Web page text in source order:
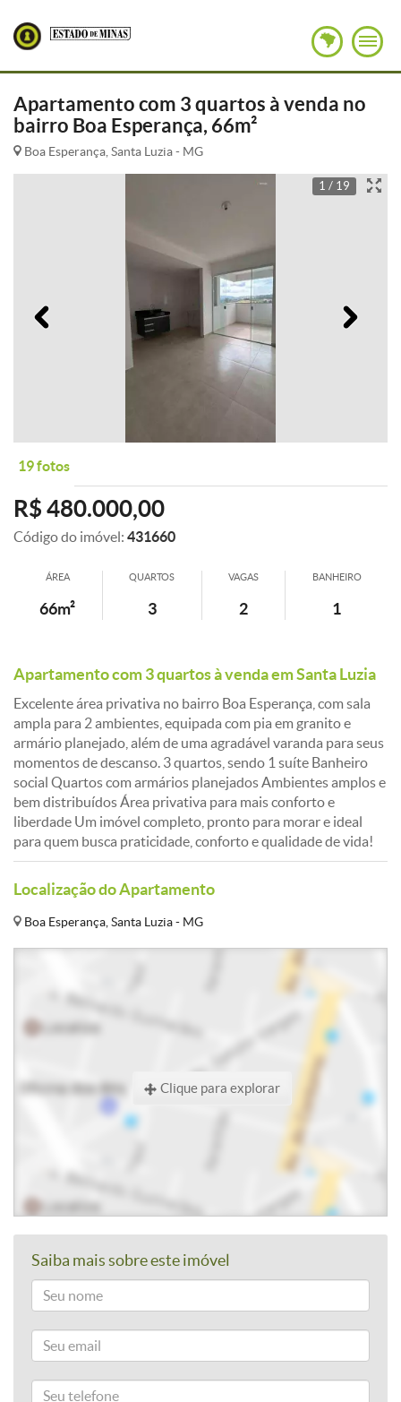
Apartamento com 3 quartos à venda no
bairro Boa Esperança, 66m²
Boa Esperança, Santa Luzia - MG
1 / 19
19 fotos
R$ 480.000,00
Código do imóvel: 431660
ÁREA
66m²
QUARTOS
3
VAGAS
2
BANHEIRO
1
Apartamento com 3 quartos à venda em Santa Luzia
Excelente área privativa no bairro Boa Esperança, com sala
ampla para 2 ambientes, equipada com pia em granito e
armário planejado, além de uma agradável varanda para seus
momentos de descanso. 3 quartos, sendo 1 suíte Banheiro
social Quartos com armários planejados Ambientes amplos e
bem distribuídos Área privativa para mais conforto e
liberdade Um imóvel completo, pronto para morar e ideal
para quem busca praticidade, conforto e qualidade de vida!
Localização do Apartamento
Boa Esperança, Santa Luzia - MG
Clique para explorar
Saiba mais sobre este imóvel